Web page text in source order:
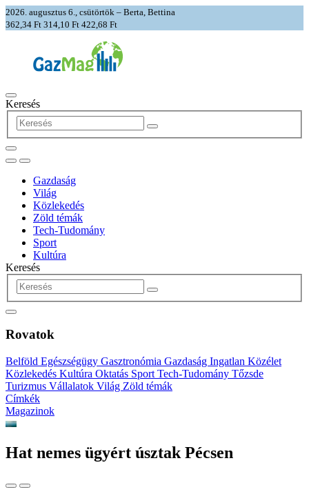
2026. augusztus 6., csütörtök – Berta, Bettina
362,34 Ft 314,10 Ft 422,68 Ft
Keresés
Gazdaság
Világ
Közlekedés
Zöld témák
Tech-Tudomány
Sport
Kultúra
Keresés
Rovatok
Belföld Egészségügy Gasztronómia Gazdaság Ingatlan Közélet
Közlekedés Kultúra Oktatás Sport Tech-Tudomány Tőzsde
Turizmus Vállalatok Világ Zöld témák
Címkék
Magazinok
Hat nemes ügyért úsztak Pécsen